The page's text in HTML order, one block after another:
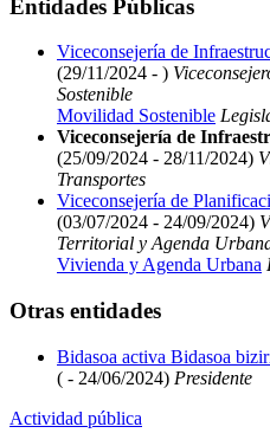
Entidades Públicas
Viceconsejería de
(29/11/2024 - )
Sostenible
Movilidad Sostenible
Viceconsejería de
(25/09/2024 - 28/11/2024)
Transportes
Viceconsejería de
(03/07/2024 - 24/09/2024)
Territorial y Agenda
Vivienda y Agenda Urbana
Otras entidades
Bidasoa activa Bidasoa
( - 24/06/2024) Presidente
Actividad pública